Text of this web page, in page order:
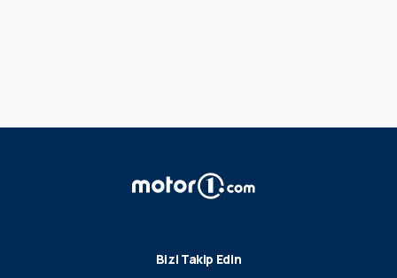
Bizi Takip Edin